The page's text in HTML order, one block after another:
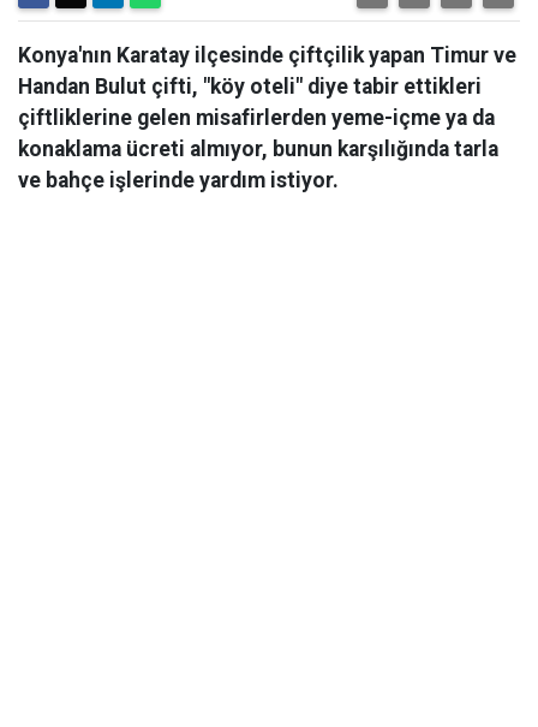
Konya'nın Karatay ilçesinde çiftçilik yapan Timur ve
Handan Bulut çifti, "köy oteli" diye tabir ettikleri
çiftliklerine gelen misafirlerden yeme-içme ya da
konaklama ücreti almıyor, bunun karşılığında tarla
ve bahçe işlerinde yardım istiyor.